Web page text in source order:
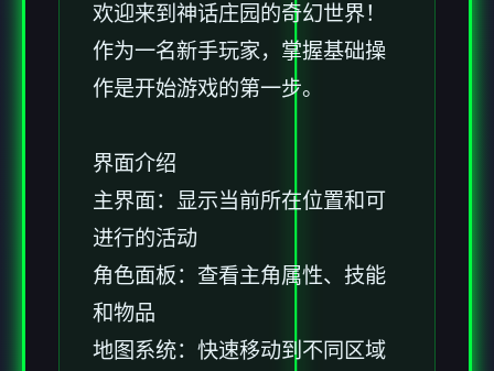
欢迎来到神话庄园的奇幻世界！
作为一名新手玩家，掌握基础操
作是开始游戏的第一步。
界面介绍
主界面：显示当前所在位置和可
进行的活动
角色面板：查看主角属性、技能
和物品
地图系统：快速移动到不同区域